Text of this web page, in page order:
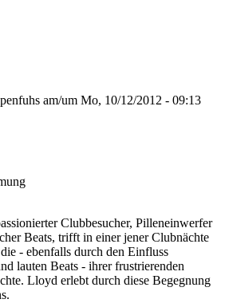
am/um Mo, 10/12/2012 - 09:13
Clubbesucher, Pilleneinwerfer
Beats, trifft in einer jener Clubnächte
- ebenfalls durch den Einfluss
lauten Beats - ihrer frustrierenden
Lloyd erlebt durch diese Begegnung